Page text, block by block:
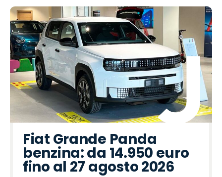
Fiat Grande Panda
benzina: da 14.950 euro
fino al 27 agosto 2026